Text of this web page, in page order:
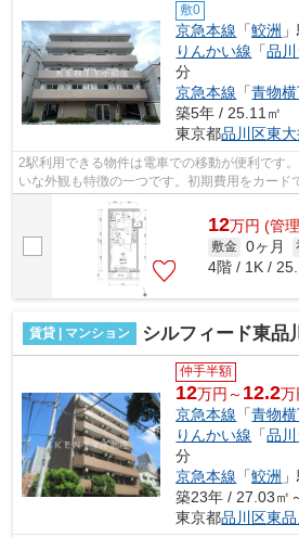
敷0
京急本線 「鮫洲
りんかい線 「品
分
京急本線 「青物
築5年 / 25.11㎡
東京都品川区東
2駅利用できる物件は電車での移動が便利です
いな外観も特徴の一つです。初期費用をカード
カードで決済したい方にもおすすめです...
12万円 (管
敷金 0ヶ月
4階 / 1K /
賃貸 | マンション シルフィード東品川
仲手半額
12万円～ 12.2万
京急本線 「青物
りんかい線 「品
分
京急本線 「鮫洲
築23年 / 27.03㎡
東京都品川区東品